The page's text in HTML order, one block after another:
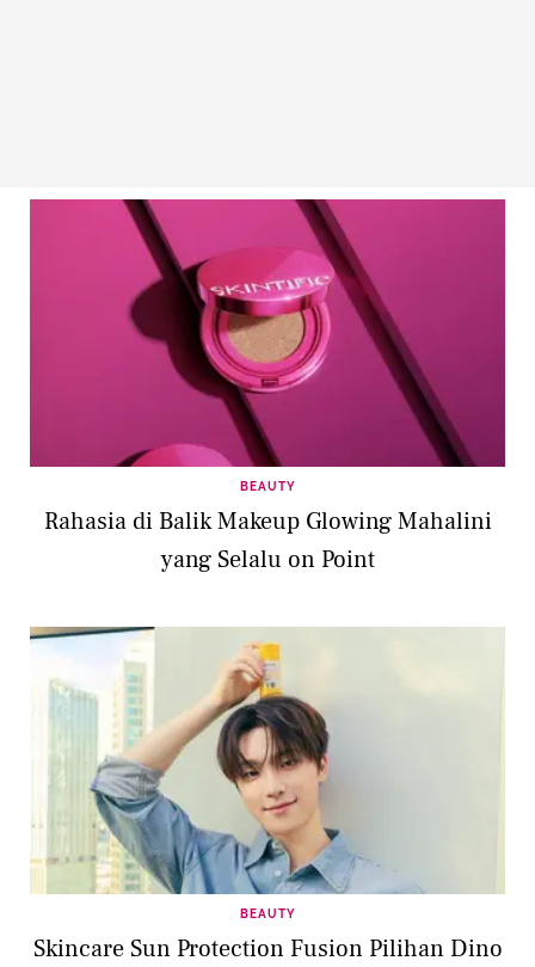
BEAUTY
Rahasia di Balik Makeup Glowing Mahalini
yang Selalu on Point
BEAUTY
Skincare Sun Protection Fusion Pilihan Dino